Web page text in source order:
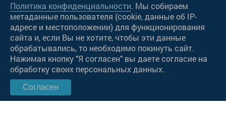
Чат в Viber
Чат в WatsApp
Политика конфиденциальности. Мы собираем
метаданные пользователя (cookie, данные об IP-
адресе и местоположении) для функционирования
сайта и, если Вы не хотите, чтобы эти данные
обрабатывались, то необходимо покинуть сайт.
Нажимая кнопку "Я согласен" вы даете согласие на
обработку своих персональных данных.
Согласен